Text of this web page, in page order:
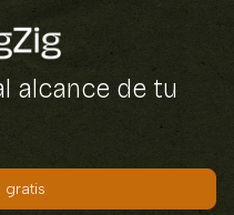
alcance de tu
gratis